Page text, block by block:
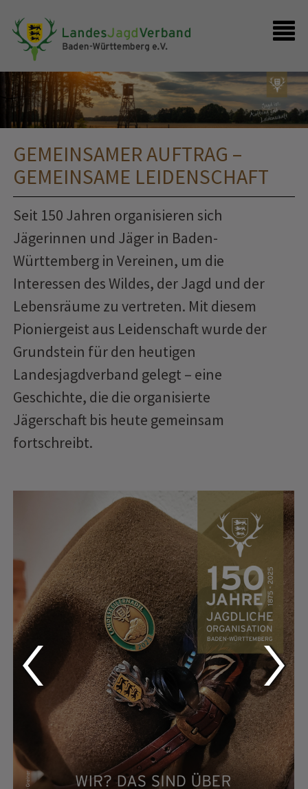
Shop
Kontakt
Anmelden
GEMEINSAMER AUFTRAG –
GEMEINSAME LEIDENSCHAFT
Seit 150 Jahren organisieren sich
Jägerinnen und Jäger in Baden-
Württemberg in Vereinen, um die
Interessen des Wildes, der Jagd und der
Lebensräume zu vertreten. Mit diesem
Pioniergeist aus Leidenschaft wurde der
Grundstein für den heutigen
Landesjagdverband gelegt – eine
Geschichte, die die organisierte
Jägerschaft bis heute gemeinsam
fortschreibt.